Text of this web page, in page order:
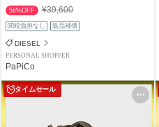
56%OFF ¥39,600
関税負担なし 返品補償
DIESEL
PERSONAL SHOPPER
PaPiCo
タイムセール